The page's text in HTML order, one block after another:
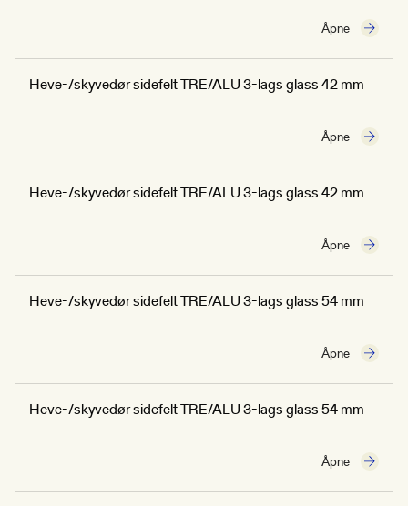
Åpne
Heve-/skyvedør sidefelt TRE/ALU 3-lags glass 42 mm
Åpne
Heve-/skyvedør sidefelt TRE/ALU 3-lags glass 42 mm
Åpne
Heve-/skyvedør sidefelt TRE/ALU 3-lags glass 54 mm
Åpne
Heve-/skyvedør sidefelt TRE/ALU 3-lags glass 54 mm
Åpne